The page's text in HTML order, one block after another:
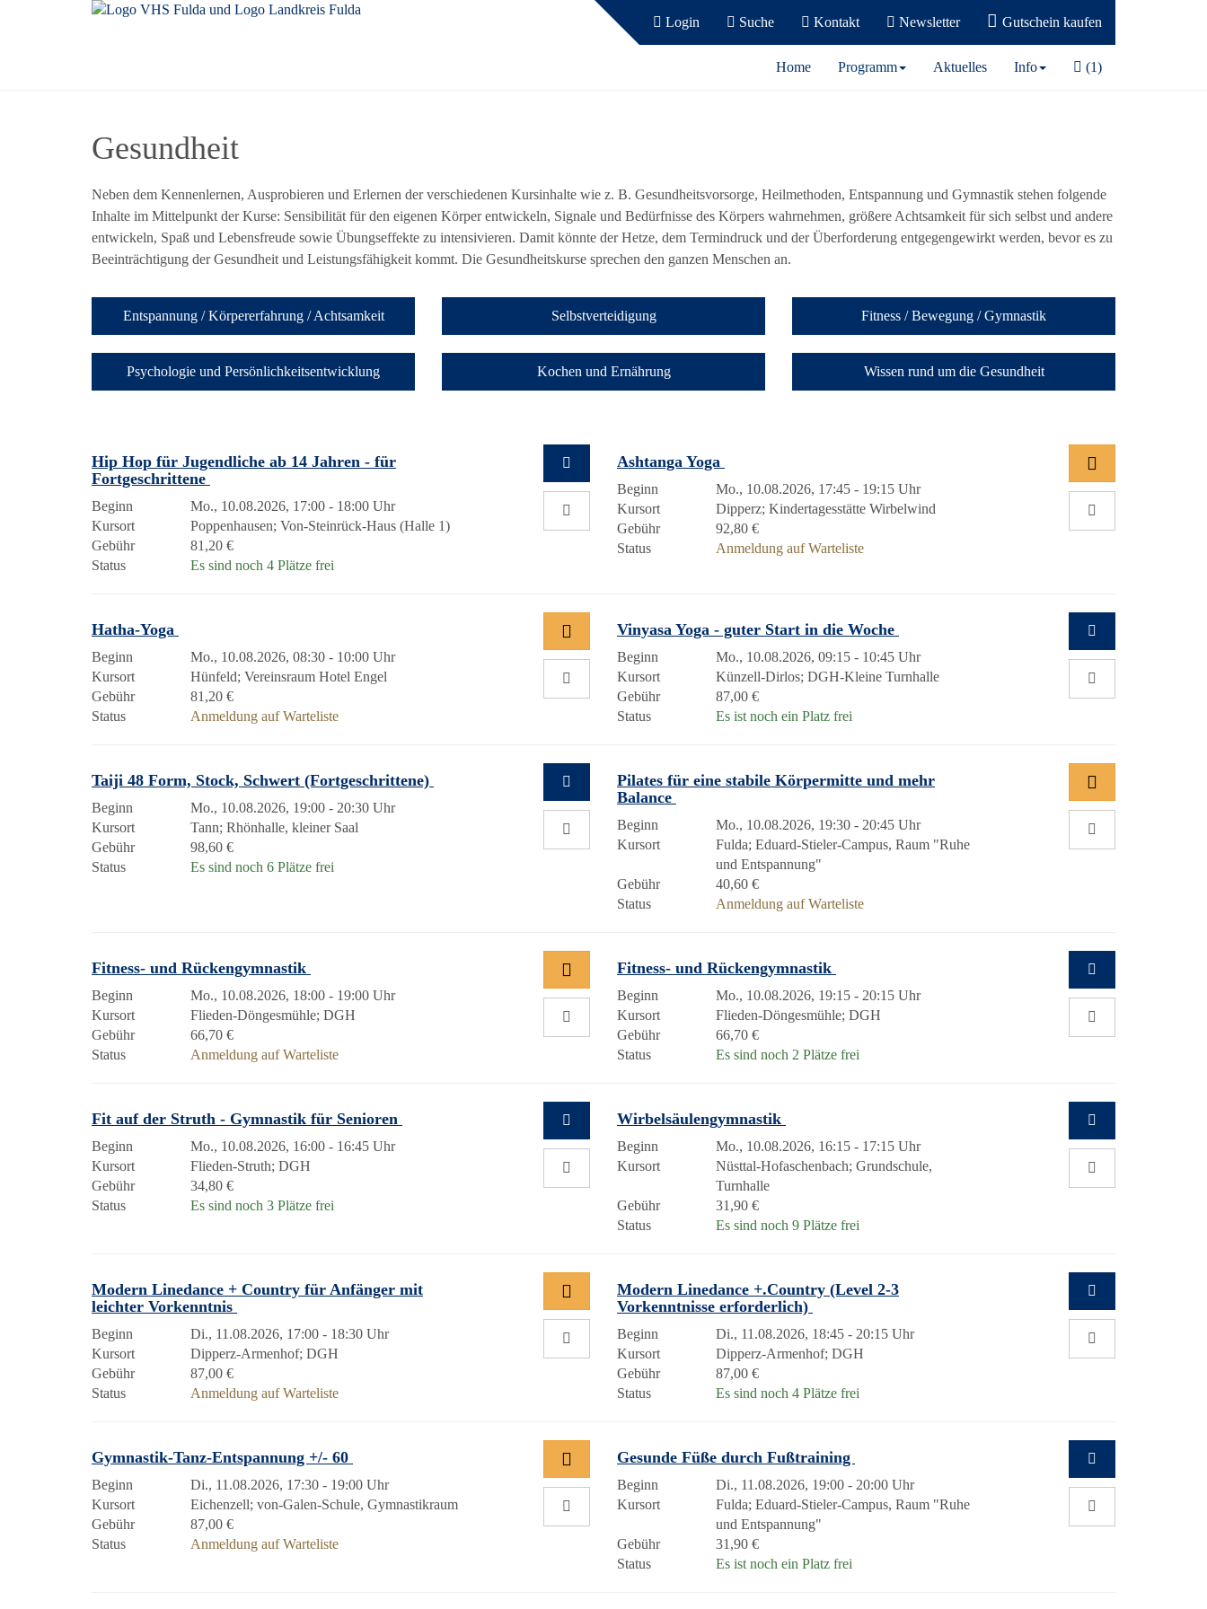
Login Suche Kontakt Newsletter Gutschein kaufen
Home Programm Aktuelles Info (1)
Gesundheit
Neben dem Kennenlernen, Ausprobieren und Erlernen der verschiedenen Kursinhalte wie z. B. Gesundheitsvorsorge, Heilmethoden, Entspannung und Gymnastik stehen folgende
Inhalte im Mittelpunkt der Kurse: Sensibilität für den eigenen Körper entwickeln, Signale und Bedürfnisse des Körpers wahrnehmen, größere Achtsamkeit für sich selbst und andere
entwickeln, Spaß und Lebensfreude sowie Übungseffekte zu intensivieren. Damit könnte der Hetze, dem Termindruck und der Überforderung entgegengewirkt werden, bevor es zu
Beeinträchtigung der Gesundheit und Leistungsfähigkeit kommt. Die Gesundheitskurse sprechen den ganzen Menschen an.
Entspannung / Körpererfahrung / Achtsamkeit Selbstverteidigung Fitness / Bewegung / Gymnastik
Psychologie und Persönlichkeitsentwicklung Kochen und Ernährung Wissen rund um die Gesundheit
Hip Hop für Jugendliche ab 14 Jahren - für
Fortgeschrittene
Beginn
Mo., 10.08.2026, 17:00 - 18:00 Uhr
Kursort
Poppenhausen; Von-Steinrück-Haus (Halle 1)
Gebühr
81,20 €
Status
Es sind noch 4 Plätze frei
Ashtanga Yoga
Beginn
Mo., 10.08.2026, 17:45 - 19:15 Uhr
Kursort
Dipperz; Kindertagesstätte Wirbelwind
Gebühr
92,80 €
Status
Anmeldung auf Warteliste
Hatha-Yoga
Beginn
Mo., 10.08.2026, 08:30 - 10:00 Uhr
Kursort
Hünfeld; Vereinsraum Hotel Engel
Gebühr
81,20 €
Status
Anmeldung auf Warteliste
Vinyasa Yoga - guter Start in die Woche
Beginn
Mo., 10.08.2026, 09:15 - 10:45 Uhr
Kursort
Künzell-Dirlos; DGH-Kleine Turnhalle
Gebühr
87,00 €
Status
Es ist noch ein Platz frei
Taiji 48 Form, Stock, Schwert (Fortgeschrittene)
Beginn
Mo., 10.08.2026, 19:00 - 20:30 Uhr
Kursort
Tann; Rhönhalle, kleiner Saal
Gebühr
98,60 €
Status
Es sind noch 6 Plätze frei
Pilates für eine stabile Körpermitte und mehr
Balance
Beginn
Mo., 10.08.2026, 19:30 - 20:45 Uhr
Kursort
Fulda; Eduard-Stieler-Campus, Raum "Ruhe
und Entspannung"
Gebühr
40,60 €
Status
Anmeldung auf Warteliste
Fitness- und Rückengymnastik
Beginn
Mo., 10.08.2026, 18:00 - 19:00 Uhr
Kursort
Flieden-Döngesmühle; DGH
Gebühr
66,70 €
Status
Anmeldung auf Warteliste
Fitness- und Rückengymnastik
Beginn
Mo., 10.08.2026, 19:15 - 20:15 Uhr
Kursort
Flieden-Döngesmühle; DGH
Gebühr
66,70 €
Status
Es sind noch 2 Plätze frei
Fit auf der Struth - Gymnastik für Senioren
Beginn
Mo., 10.08.2026, 16:00 - 16:45 Uhr
Kursort
Flieden-Struth; DGH
Gebühr
34,80 €
Status
Es sind noch 3 Plätze frei
Wirbelsäulengymnastik
Beginn
Mo., 10.08.2026, 16:15 - 17:15 Uhr
Kursort
Nüsttal-Hofaschenbach; Grundschule,
Turnhalle
Gebühr
31,90 €
Status
Es sind noch 9 Plätze frei
Modern Linedance + Country für Anfänger mit
leichter Vorkenntnis
Beginn
Di., 11.08.2026, 17:00 - 18:30 Uhr
Kursort
Dipperz-Armenhof; DGH
Gebühr
87,00 €
Status
Anmeldung auf Warteliste
Modern Linedance +.Country (Level 2-3
Vorkenntnisse erforderlich)
Beginn
Di., 11.08.2026, 18:45 - 20:15 Uhr
Kursort
Dipperz-Armenhof; DGH
Gebühr
87,00 €
Status
Es sind noch 4 Plätze frei
Gymnastik-Tanz-Entspannung +/- 60
Beginn
Di., 11.08.2026, 17:30 - 19:00 Uhr
Kursort
Eichenzell; von-Galen-Schule, Gymnastikraum
Gebühr
87,00 €
Status
Anmeldung auf Warteliste
Gesunde Füße durch Fußtraining
Beginn
Di., 11.08.2026, 19:00 - 20:00 Uhr
Kursort
Fulda; Eduard-Stieler-Campus, Raum "Ruhe
und Entspannung"
Gebühr
31,90 €
Status
Es ist noch ein Platz frei